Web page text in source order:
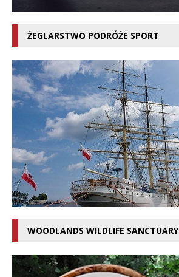
ŻEGLARSTWO PODRÓŻE SPORT
WOODLANDS WILDLIFE SANCTUARY